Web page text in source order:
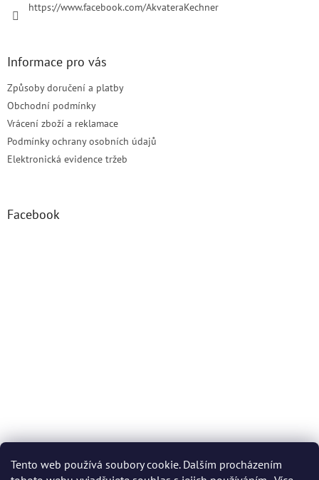
Tento web používá soubory cookie. Dalším procházením
https://www.facebook.com/AkvateraKechner
Informace pro vás
Způsoby doručení a platby
Obchodní podmínky
Vrácení zboží a reklamace
Podmínky ochrany osobních údajů
Elektronická evidence tržeb
Facebook